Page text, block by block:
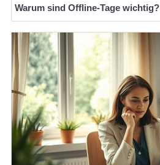
Warum sind Offline-Tage wichtig?